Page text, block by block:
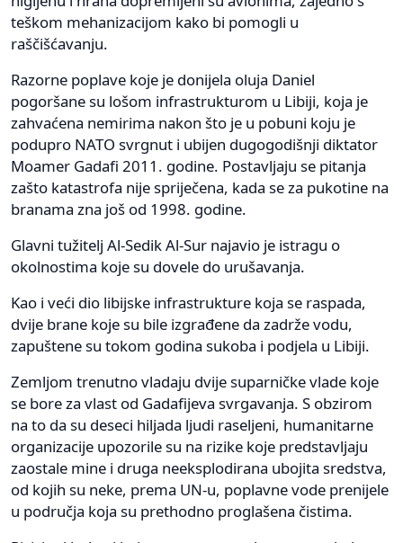
teškom mehanizacijom kako bi pomogli u
raščišćavanju.
Razorne poplave koje je donijela oluja Daniel
pogoršane su lošom infrastrukturom u Libiji, koja je
zahvaćena nemirima nakon što je u pobuni koju je
podupro NATO svrgnut i ubijen dugogodišnji diktator
Moamer Gadafi 2011. godine. Postavljaju se pitanja
zašto katastrofa nije spriječena, kada se za pukotine na
branama zna još od 1998. godine.
Glavni tužitelj Al-Sedik Al-Sur najavio je istragu o
okolnostima koje su dovele do urušavanja.
Kao i veći dio libijske infrastrukture koja se raspada,
dvije brane koje su bile izgrađene da zadrže vodu,
zapuštene su tokom godina sukoba i podjela u Libiji.
Zemljom trenutno vladaju dvije suparničke vlade koje
se bore za vlast od Gadafijeva svrgavanja. S obzirom
na to da su deseci hiljada ljudi raseljeni, humanitarne
organizacije upozorile su na rizike koje predstavljaju
zaostale mine i druga neeksplodirana ubojita sredstva,
od kojih su neke, prema UN-u, poplavne vode prenijele
u područja koja su prethodno proglašena čistima.